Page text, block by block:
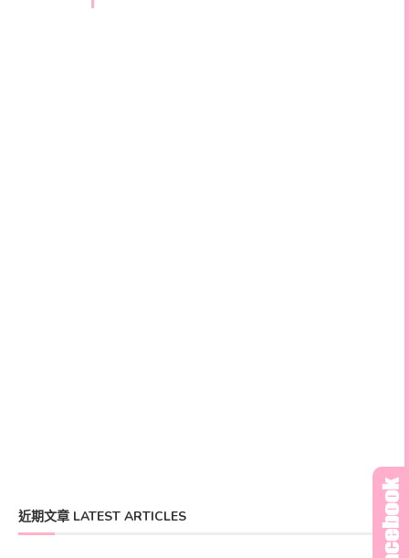
近期文章 LATEST ARTICLES